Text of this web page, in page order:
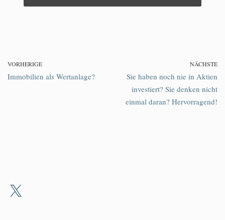
VORHERIGE
Immobilien als Wertanlage?
NÄCHSTE
Sie haben noch nie in Aktien
investiert? Sie denken nicht
einmal daran? Hervorragend!